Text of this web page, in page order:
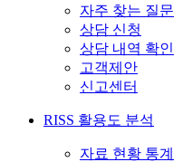
자주 찾는 질문
상담 신청
상담 내역 확인
고객제안
신고센터
RISS 활용도 분석
자료 현황 통계